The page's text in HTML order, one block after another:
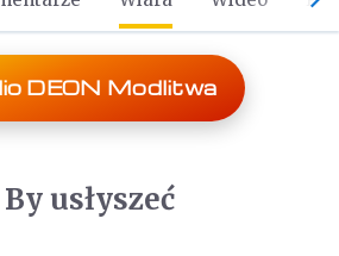
DEON Modlitwa
usłyszeć